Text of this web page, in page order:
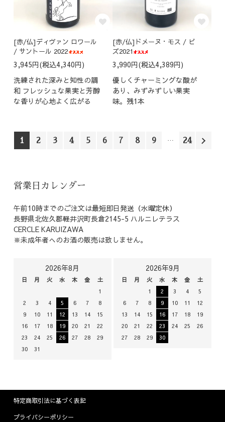
[赤/仏]ディヴァン ロワール
/ サントール 2022
3,945円(税込4,340円)
洗練された深みと知性の調
和 フレッシュな果実と芳醇
な香りが心地よく広がる
[赤/仏]ドメーヌ・モス / ビ
ズ2021
3,990円(税込4,389円)
優しくチャーミングな酸が
あり、みずみずしい果実
味。残1本
1 2 3 4 5 6 7 8 9 24
営業日カレンダー
午前10時までのご注文は最短即日発送（水曜定休）
長野県北佐久郡軽井沢町長倉2145-5 ハルニレテラス
CERCLE KARUIZAWA
※未成年者へのお酒の販売は致しません。
2026年8月
日 月 火 水 木 金
土
1
2
3 4 5 6 7
8
9
10 11 12 13 14
15
16
17 18 19 20 21
22
23
24 25 26 27 28
29
30
31
2026年9月
日 月 火 水 木 金
土
1
2 3 4
5
6
7 8 9 10 11
12
13
14 15 16 17 18
19
20
21 22 23 24 25
26
27
28 29 30
特定商取引法に基づく表記
プライバシーポリシー